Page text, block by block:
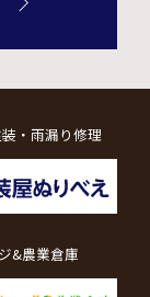
・雨漏り修理
&農業倉庫